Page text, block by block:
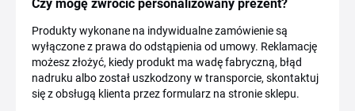
Czy mogę zwrócić personalizowany prezent?
Produkty wykonane na indywidualne zamówienie są
wyłączone z prawa do odstąpienia od umowy. Reklamację
możesz złożyć, kiedy produkt ma wadę fabryczną, błąd
nadruku albo został uszkodzony w transporcie, skontaktuj
się z obsługą klienta przez formularz na stronie sklepu.